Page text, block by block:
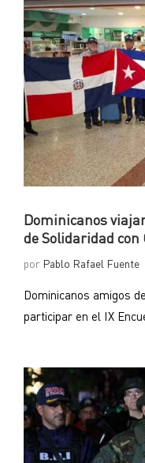
Dominicanos
de Solidaridad con
por Pablo Rafael Fuente
Dominicanos amigos
participar en el IX